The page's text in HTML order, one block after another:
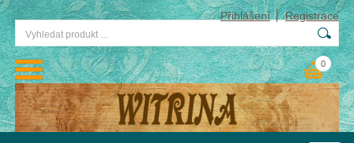
Přihlášení Registrace
0